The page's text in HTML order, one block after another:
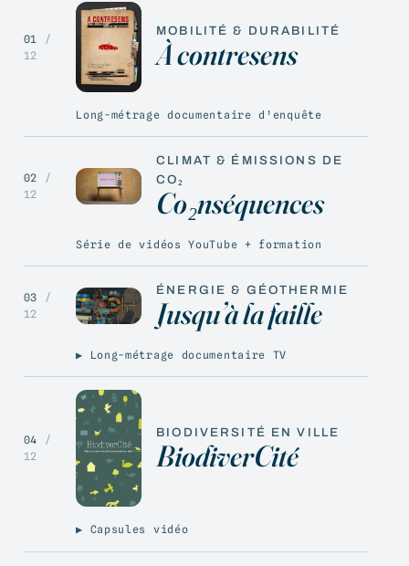
01
/
12
MOBILITÉ & DURABILITÉ
À contresens
Long-métrage documentaire d’enquête
02 /
12
CLIMAT & ÉMISSIONS DE
CO₂
Co₂nséquences
Série de vidéos YouTube + formation
03 /
12
ÉNERGIE & GÉOTHERMIE
Jusqu’à la faille
▶ Long-métrage documentaire TV
04 /
12
BIODIVERSITÉ EN VILLE
BiodiverCité
▶ Capsules vidéo